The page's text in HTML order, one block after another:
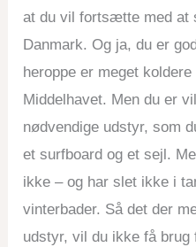
at du vil fortsætte med at
Danmark. Og ja, du er
heroppe er meget
Middelhavet. Men du er
nødvendige udstyr, som
et surfboard og et sejl.
ikke – og har slet ikke i
vinterbader. Så det der
udstyr, vil du ikke få brug